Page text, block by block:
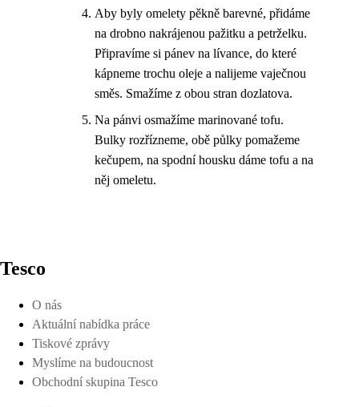
Aby byly omelety pěkně barevné, přidáme
na drobno nakrájenou pažitku a petrželku.
Připravíme si pánev na lívance, do které
kápneme trochu oleje a nalijeme vaječnou
směs. Smažíme z obou stran dozlatova.
Na pánvi osmažíme marinované tofu.
Bulky rozřízneme, obě půlky pomažeme
kečupem, na spodní housku dáme tofu a na
něj omeletu.
Tesco
O nás
Aktuální nabídka práce
Tiskové zprávy
Myslíme na budoucnost
Obchodní skupina Tesco